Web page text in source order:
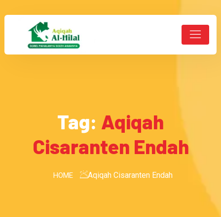
Tag: Aqiqah
Cisaranten Endah
HOME Aqiqah Cisaranten Endah